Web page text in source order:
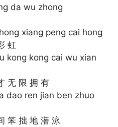
da wu zhong
xiang peng cai hong
虹
kong kong cai wu xian
无 限 拥 有
dao ren jian ben zhuo
笨 拙 地 潜 泳